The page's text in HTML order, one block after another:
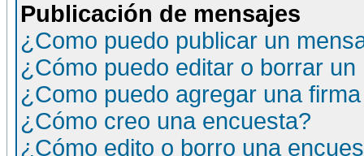
Publicación de mensajes
¿Como puedo publicar un
¿Cómo puedo editar o borrar un
¿Como puedo agregar una
¿Cómo creo una encuesta?
¿Cómo edito o borro una